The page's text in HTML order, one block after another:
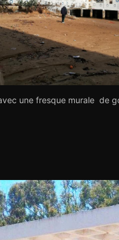
une fresque murale de